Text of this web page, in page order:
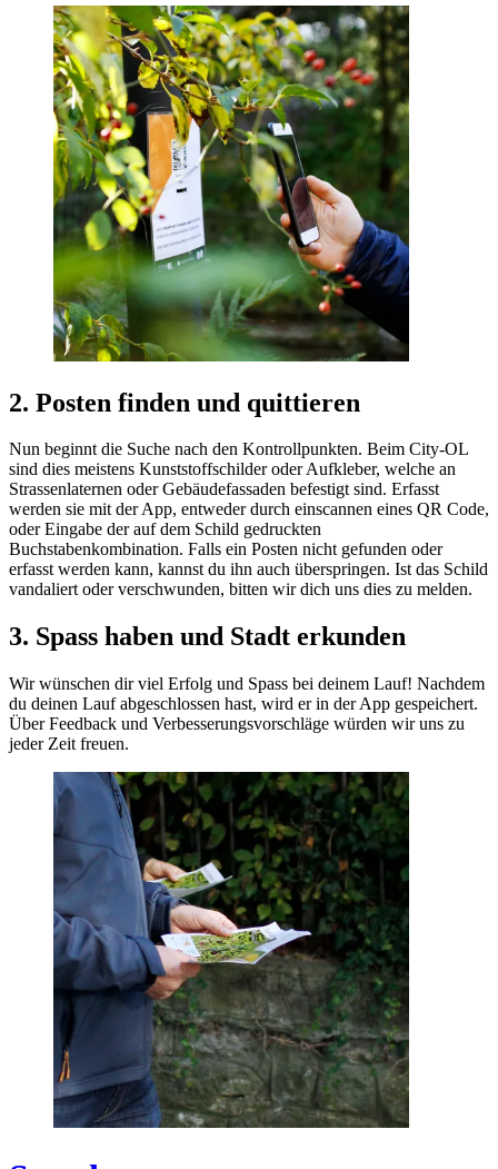
2. Posten finden und quittieren
Nun beginnt die Suche nach den Kontrollpunkten. Beim City-OL
sind dies meistens Kunststoffschilder oder Aufkleber, welche an
Strassenlaternen oder Gebäudefassaden befestigt sind. Erfasst
werden sie mit der App, entweder durch einscannen eines QR Code,
oder Eingabe der auf dem Schild gedruckten
Buchstabenkombination. Falls ein Posten nicht gefunden oder
erfasst werden kann, kannst du ihn auch überspringen. Ist das Schild
vandaliert oder verschwunden, bitten wir dich uns dies zu melden.
3. Spass haben und Stadt erkunden
Wir wünschen dir viel Erfolg und Spass bei deinem Lauf! Nachdem
du deinen Lauf abgeschlossen hast, wird er in der App gespeichert.
Über Feedback und Verbesserungsvorschläge würden wir uns zu
jeder Zeit freuen.